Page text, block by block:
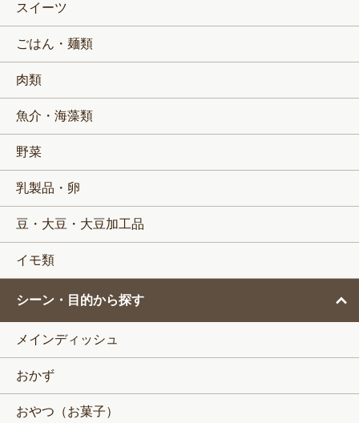
スイーツ
ごはん・麺類
肉類
魚介・海藻類
野菜
乳製品・卵
豆・大豆・大豆加工品
イモ類
シーン・目的から探す
メインディッシュ
おかず
おやつ（お菓子）